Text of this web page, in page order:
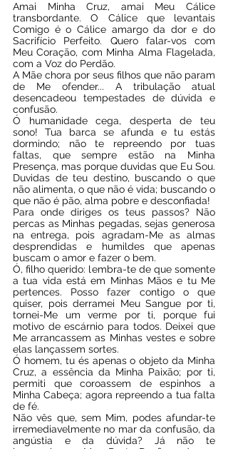
Amai Minha Cruz, amai Meu Cálice
transbordante. O Cálice que levantais
Comigo é o Cálice amargo da dor e do
Sacrifício Perfeito. Quero falar-vos com
Meu Coração, com Minha Alma Flagelada,
com a Voz do Perdão.
A Mãe chora por seus filhos que não param
de Me ofender... A tribulação atual
desencadeou tempestades de dúvida e
confusão.
Ó humanidade cega, desperta de teu
sono! Tua barca se afunda e tu estás
dormindo; não te repreendo por tuas
faltas, que sempre estão na Minha
Presença, mas porque duvidas que Eu Sou.
Duvidas de teu destino, buscando o que
não alimenta, o que não é vida; buscando o
que não é pão, alma pobre e desconfiada!
Para onde diriges os teus passos? Não
percas as Minhas pegadas, sejas generosa
na entrega, pois agradam-Me as almas
desprendidas e humildes que apenas
buscam o amor e fazer o bem.
Ó, filho querido: lembra-te de que somente
a tua vida está em Minhas Mãos e tu Me
pertences. Posso fazer contigo o que
quiser, pois derramei Meu Sangue por ti,
tornei-Me um verme por ti, porque fui
motivo de escárnio para todos. Deixei que
Me arrancassem as Minhas vestes e sobre
elas lançassem sortes.
Ó homem, tu és apenas o objeto da Minha
Cruz, a essência da Minha Paixão; por ti,
permiti que coroassem de espinhos a
Minha Cabeça; agora repreendo a tua falta
de fé.
Não vês que, sem Mim, podes afundar-te
irremediavelmente no mar da confusão, da
angústia e da dúvida? Já não te